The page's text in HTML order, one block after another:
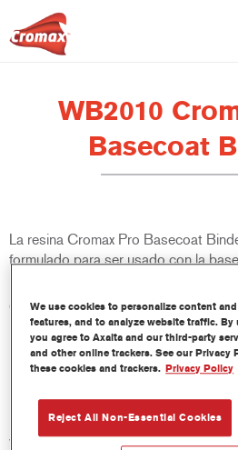
WB2010
Basecoat
La resina Cromax Pro Basecoat
formulado para ser usado con la
Características del producto
Product Variant
Referencia del artículo
WB2010 DW 1 LT
We use cookies to personalize content
features, and to analyze website traffic.
you agree to Axalta and our third-party
and other online trackers. See our Privacy
these cookies and trackers. Privacy Policy
Reject All Non-Essential Cookies